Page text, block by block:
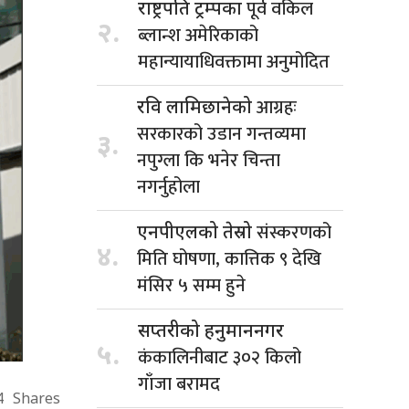
Shares
२.
राष्ट्रपति ट्रम्पकापूर्व वकिल
ब्लान्श अमेरिकाको
महान्यायाधिवक्तामा अनुमोदित
३.
रवि लामिछानेकोआग्रहः
सरकारको उडान गन्तव्यमा
नपुग्ला कि भनेर चिन्ता
नगर्नुहोला
४.
एनपीएलको तेस्रोसंस्करणको
मिति घोषणा, कात्तिक ९ देखि
मंसिर ५ सम्म हुने
५.
सप्तरीको हनुमाननगर
कंकालिनीबाट ३०२ किलो
गाँजा बरामद